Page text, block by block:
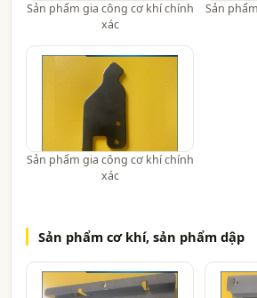
Sản phẩm gia công cơ khí chính
xác
Sản
Sản phẩm gia công cơ khí chính
xác
Sản phẩm cơ khí, sản phẩm dập